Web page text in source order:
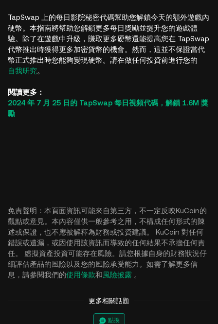
TapSwap 上的每日影院秘密代碼幫助您解鎖今天的額外遊戲內
硬幣。本指南將幫助您解鎖更多每日獎勵並提升您的遊戲體
驗。除了在遊戲中升級，賺取更多硬幣還能提高您在 TapSwap
代幣推出時獲得更多加密貨幣的機會。然而，這並不保證當代
幣正式推出時您能夠變現硬幣。請在做任何投資前進行您的
自我研究。
閱讀更多：
2024 年 7 月 25 日的 TapSwap 每日視頻代碼，解鎖 1.6M 獎
勵
免責聲明：本頁面資訊可能來自第三方，不一定反映KuCoin的
觀點或意見。本內容僅供一般參考之用，不構成任何形式的陳
述或保證，也不應被解釋為財務或投資建議。 KuCoin 對任何
錯誤或遺漏，或因使用該資訊而導致的任何結果不承擔任何責
任。 虛擬資產投資可能存在風險。請您根據自身的財務狀況仔
細評估產品的風險以及您的風險承受能力。如需了解更多信
息，請參閱我們的使用條款和風險披露 。
更多相關話題
點換